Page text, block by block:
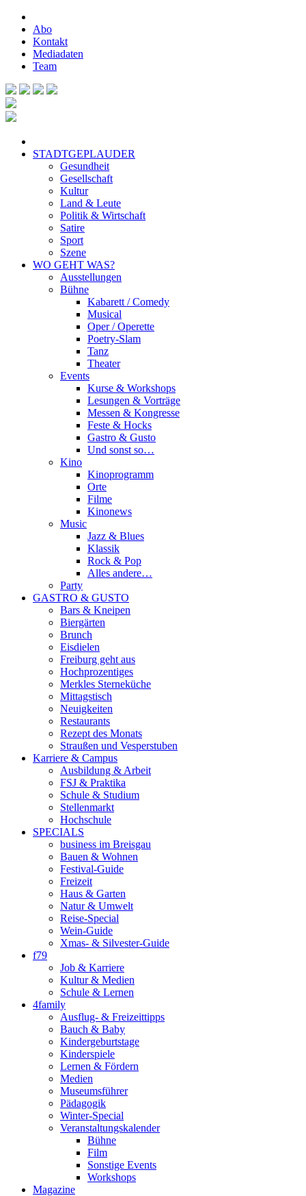
Abo
Kontakt
Mediadaten
Team
STADTGEPLAUDER
Gesundheit
Gesellschaft
Kultur
Land & Leute
Politik & Wirtschaft
Satire
Sport
Szene
WO GEHT WAS?
Ausstellungen
Bühne
Kabarett / Comedy
Musical
Oper / Operette
Poetry-Slam
Tanz
Theater
Events
Kurse & Workshops
Lesungen & Vorträge
Messen & Kongresse
Feste & Hocks
Gastro & Gusto
Und sonst so…
Kino
Kinoprogramm
Orte
Filme
Kinonews
Music
Jazz & Blues
Klassik
Rock & Pop
Alles andere…
Party
GASTRO & GUSTO
Bars & Kneipen
Biergärten
Brunch
Eisdielen
Freiburg geht aus
Hochprozentiges
Merkles Sterneküche
Mittagstisch
Neuigkeiten
Restaurants
Rezept des Monats
Straußen und Vesperstuben
Karriere & Campus
Ausbildung & Arbeit
FSJ & Praktika
Schule & Studium
Stellenmarkt
Hochschule
SPECIALS
business im Breisgau
Bauen & Wohnen
Festival-Guide
Freizeit
Haus & Garten
Natur & Umwelt
Reise-Special
Wein-Guide
Xmas- & Silvester-Guide
f79
Job & Karriere
Kultur & Medien
Schule & Lernen
4family
Ausflug- & Freizeittipps
Bauch & Baby
Kindergeburtstage
Kinderspiele
Lernen & Fördern
Medien
Museumsführer
Pädagogik
Winter-Special
Veranstaltungskalender
Bühne
Film
Sonstige Events
Workshops
Magazine